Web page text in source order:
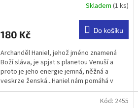
Skladem (1 ks)
180 Kč Do košíku
Archanděl Haniel, jehož jméno znamená
Boží sláva, je spjat s planetou Venuší a
proto je jeho energie jemná, něžná a
veskrze ženská...Haniel nám pomáhá v
hledání ztracené...
Kód: 2455